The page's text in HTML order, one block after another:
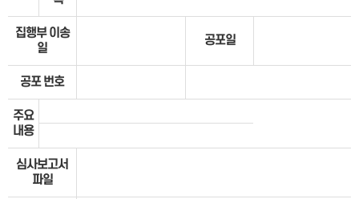
집행부 이송
일
공포일
공포 번호
주요
내용
심사보고서
파일